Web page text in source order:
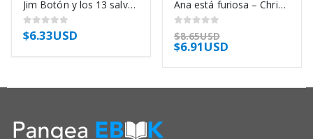
Jim Botón y los 13 salvajes – Michael Ende
0out of 5
$6.33USD
Ana está furiosa – Christine Nöstlinger
0out of 5
$8.65USD
$6.91USD